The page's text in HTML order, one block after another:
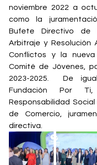
noviembre 2022 a
como la
Bufete Directivo
Arbitraje y Resolución
Conflictos y la nueva
Comité de Jóvenes,
2023-2025.  De
Fundación Por
Responsabilidad
de Comercio,
directiva.